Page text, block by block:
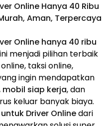
Online Hanya 40 Ribu
Aman, Terpercaya
Online hanya 40 ribu
menjadi pilihan terbaik
taksi online,
ingin mendapatkan
mobil siap kerja, dan
keluar banyak biaya.
Driver Onlinedari